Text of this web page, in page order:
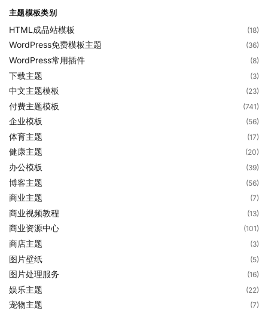
主题模板类别
HTML成品站模板 (18)
WordPress免费模板主题 (36)
WordPress常用插件 (8)
下载主题 (3)
中文主题模板 (23)
付费主题模板 (741)
企业模板 (56)
体育主题 (17)
健康主题 (20)
办公模板 (39)
博客主题 (56)
商业主题 (7)
商业视频教程 (13)
商业资源中心 (101)
商店主题 (3)
图片壁纸 (5)
图片处理服务 (16)
娱乐主题 (22)
宠物主题 (7)